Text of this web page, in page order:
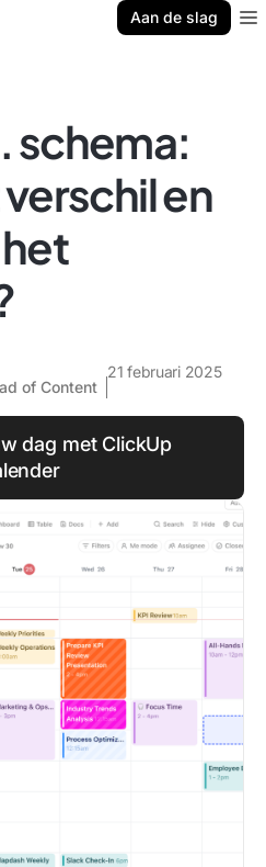
Aan de slag
schema:
verschil en
of Content
21 februari 2025
dag met ClickUp